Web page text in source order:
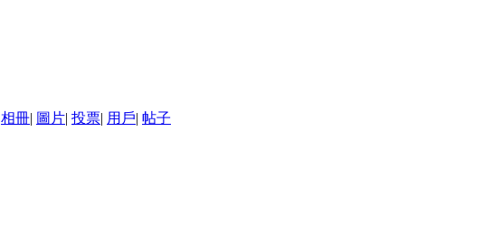
相冊| 圖片| 投票| 用戶| 帖子